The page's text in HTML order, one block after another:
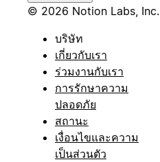
© 2026 Notion Labs, Inc.
บริษัท
เกี่ยวกับเรา
ร่วมงานกับเรา
การรักษาความ
ปลอดภัย
สถานะ
เงื่อนไขและความ
เป็นส่วนตัว